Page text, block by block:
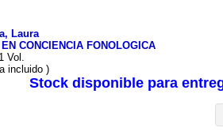
Laura
CONCIENCIA FONOLOGICA
Vol.
incluido )
Stock disponible para